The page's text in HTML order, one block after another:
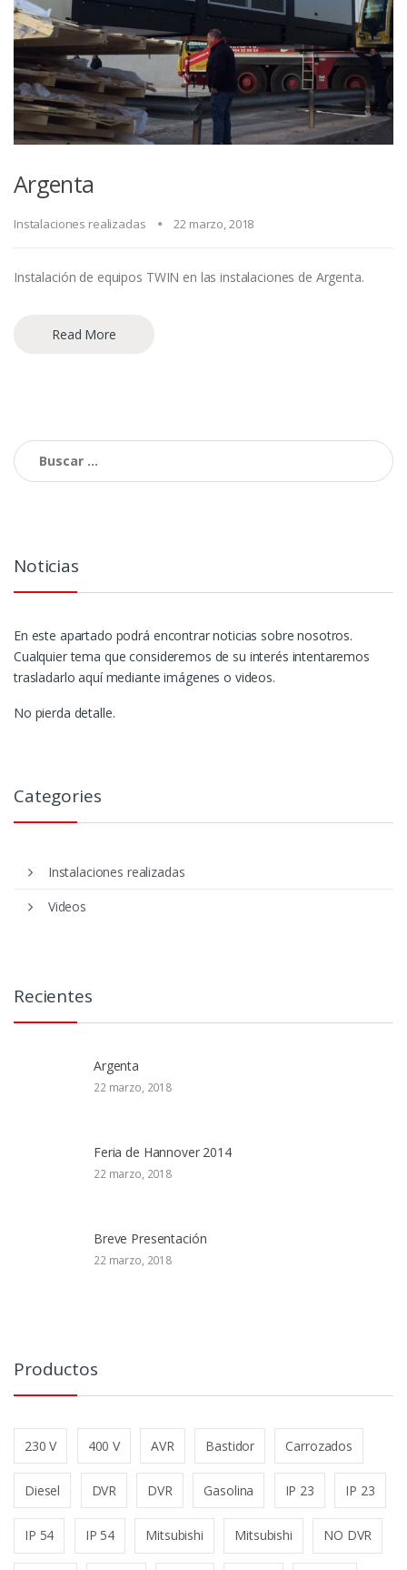
Argenta
Instalaciones realizadas 22 marzo, 2018
Instalación de equipos TWIN en las instalaciones de Argenta.
Read More
Buscar:
Noticias
En este apartado podrá encontrar noticias sobre nosotros.
Cualquier tema que consideremos de su interés intentaremos
trasladarlo aquí mediante imágenes o videos.
No pierda detalle.
Categories
Instalaciones realizadas
Videos
Recientes
Argenta
22 marzo, 2018
Feria de Hannover 2014
22 marzo, 2018
Breve Presentación
22 marzo, 2018
Productos
230 V 400 V AVR Bastidor Carrozados
Diesel DVR DVR Gasolina IP 23 IP 23
IP 54 IP 54 Mitsubishi Mitsubishi NO DVR